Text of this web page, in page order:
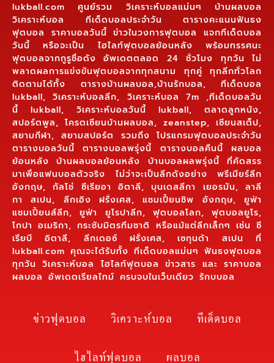
lukball.com ศูนย์รวม วิเคราะห์บอลแม่นๆ บ้านผลบอล
วิเคราะห์บอล ทีเด็ดบอลประจำวัน ตารางคะแนนฟันธง
ฟุตบอล ราคาบอลวันนี้ ข่าวในวงการฟุตบอล แจกทีเด็ดบอล
วันนี้ หรือจะเป็น ไฮไลท์ฟุตบอลย้อนหลัง พร้อมทรรศนะ
ฟุตบอลจากกูรูชื่อดัง อัพเดตตลอด 24 ชั่วโมง ทุกวัน ไม่
พลาดผลการแข่งขันฟุตบอลจากทุกสนาม ทุกคู่ ทุกลีกทั่วโลก
ติดตามได้ทั้ง ตารางบ้านผลบอล,บ้านรักบอล, ทีเด็ดบอล
lukball, วิเคราะห์บอลลีก, วิเคราะห์บอล 7m ,ทีเด็ดบอลวัน
นี้ lukball, วิเคราะห์บอลวันนี้ lukball, ตลาดลูกหนัง,
สปอร์ตพูล, โครตเซียนบ้านผลบอล, zeanstep, เซียนสเต็ป,
สยามกีฬา, สยามสปอร์ต รวมถึง โปรแกรมฟุตบอลประจำวัน
ตารางบอลวันนี้ ตารางบอลพรุ่งนี้ ตารางบอลคืนนี้ ผลบอล
ย้อนหลัง บ้านผลบอลย้อนหลัง บ้านบอลผลพรุ่งนี้ ที่คัดสรร
มาเพื่อแฟนบอลตัวจริง ไม่ว่าจะเป็นลีกดังอย่าง พรีเมียร์ลีก
อังกฤษ, กัลโช่ ซีเรียอา อิตาลี, บุนเดสลีกา เยอรมัน, ลาลี
กา สเปน, ลีกเอิง ฝรั่งเศส, แชมเปี้ยนชิพ อังกฤษ, ยูฟ่า
แชมเปี้ยนส์ลีก, ยูฟ่า ยูโรปาลีก, ฟุตบอลโลก, ฟุตบอลยูโร,
โกปา อเมริกา, กระชับมิตรทีมชาติ หรือแม้แต่ลีกเล็กๆ เช่น ซี
เรียบี อิตาลี, ลีกเดอซ์ ฝรั่งเศส, เซกุนด้า สเปน ที่
lukball.com คุณจะได้รับทั้ง ทีเด็ดบอลแม่นๆ ฟันธงฟุตบอล
ทุกวัน วิเคราะห์บอล ไฮไลท์ฟุตบอล ข่าวสาร และ ราคาบอล
ผลบอล อัพเดตเรียลไทม์ ครบจบในเว็บเดียว รักบบอล
ข่าวฟุตบอล วิเคราะห์บอล
ทีเด็ดบอล
ไฮไลท์ฟุตบอล
ผลบอล